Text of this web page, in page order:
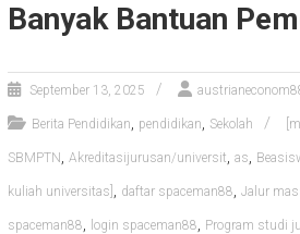
Banyak Bantuan
September 13, 2025
Berita Pendidikan, pendidikan, Sekolah
SBMPTN , Akreditasijurusan/universit, as,
kuliah universitas] , daftar spaceman88, Jalur
spaceman88, login spaceman88, Program studi